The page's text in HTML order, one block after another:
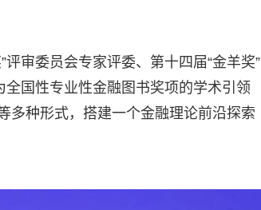
审委员会专家评委、第十四届“金羊奖”
全国性专业性金融图书奖项的学术引领
多种形式，搭建一个金融理论前沿探索